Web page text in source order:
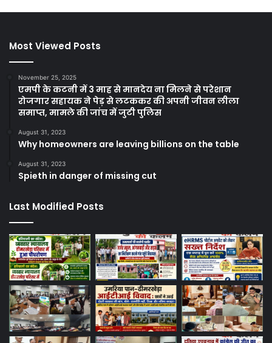
Most Viewed Posts
November 25, 2025
एमपी के कटनी में 3 माह से मानदेय ना मिलने से परेशान
रोजगार सहायक ने पेड़ से लटककर की अपनी जीवन लीला
समाप्त, मामले की जांच में जुटी पुलिस
August 31, 2023
Why homeowners are leaving billions on the table
August 31, 2023
Spieth in danger of missing cut
Last Modified Posts